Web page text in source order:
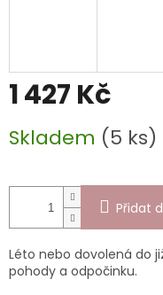
1 427 Kč
cena:
Skladem (5 ks)
Přidat
Léto nebo dovolená do
pohody a odpočinku.